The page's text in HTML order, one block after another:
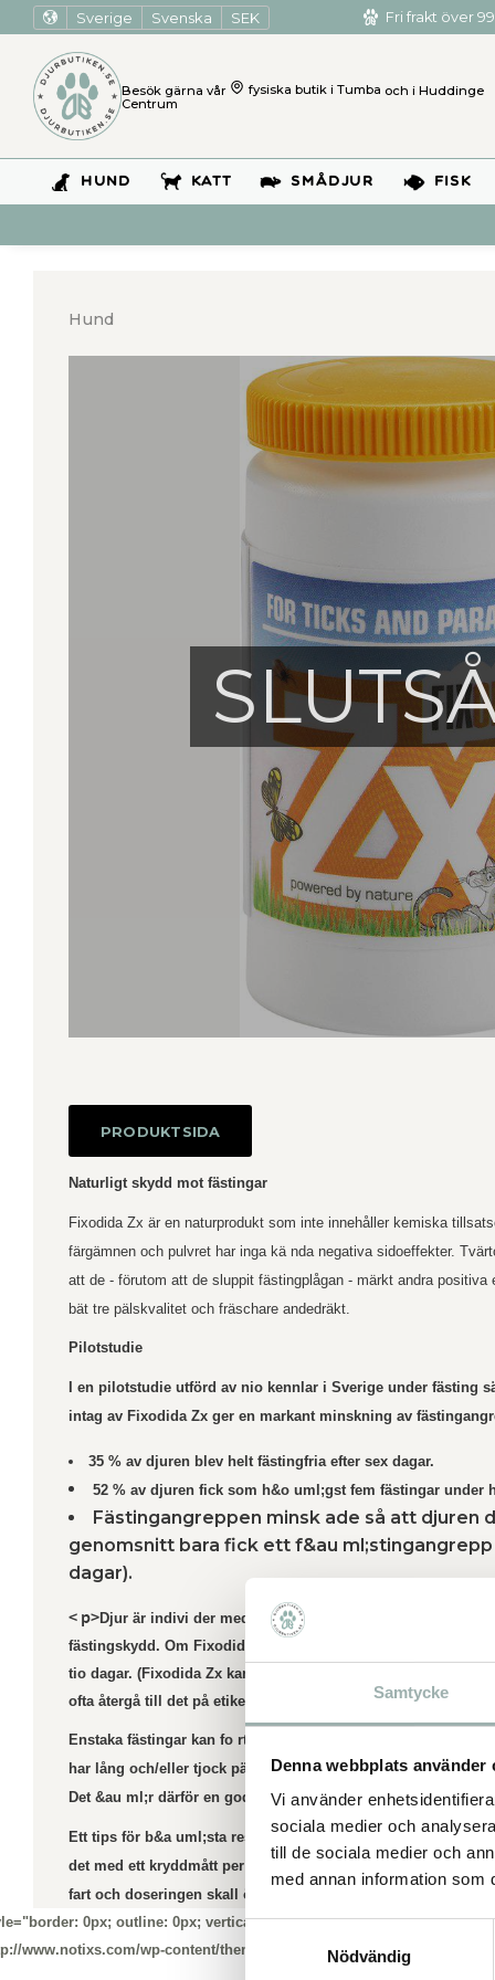
Samtycke
Denna webbplats använder
Vi använder
sociala medier och
till de sociala medier och
med annan information som
Samtyckesval
Nödvändig
Sverige Svenska SEK Fri frakt över
Besök gärna vår fysiska butik i Tumba och i Huddinge
Centrum
HUND KATT SMÅDJUR FISK
Hund
PRODUKTSIDA
Naturligt skydd mot fästingar
Fixodida Zx är en naturprodukt som inte innehåller kemiska
färgämnen och pulvret har inga kä nda negativa sidoeffekter.
att de - förutom att de sluppit fästingplågan - märkt andra
bät tre pälskvalitet och fräschare andedräkt.
Pilotstudie
I en pilotstudie utförd av nio kennlar i Sverige under fästing
intag av Fixodida Zx ger en markant minskning av
35 % av djuren blev helt fästingfria efter sex dagar.
52 % av djuren fick som h&o uml;gst fem fästingar under
Fästingangreppen minsk ade så att djuren
genomsnitt bara fick ett f&au ml;stingangrepp
dagar).
< p>Djur är indivi der med olika behov och i vissa fall kan
fästingskydd. Om Fixodida Zx inte givit effekt inom tio dagar,
tio dagar. (Fixodida Zx kan inte överdoseras.) När djuret
ofta återgå till det på etiketten rekommenderade intaget utan
Enstaka fästingar kan fo rtfarande förekomma. Det är helt
har lång och/eller tjock päls, är under stress elle r när djuret
Det &au ml;r därför en god idÚ att även fortsättningsvis
Ett tips för b&a uml;sta resultat är att ge Fixodida Zx året om.
det med ett kryddmått per dag. Då har ditt djur ett bättre
fart och doseringen skall ökas till det normal a.
0px; outline: 0px; vertical-align: baseline; margin: 0px; p
www.notixs.com/wp-content/themes/zx/images/green/tabs_nav_bg
Rekommenderat intag Fixodida Zx tabletter: Hund under